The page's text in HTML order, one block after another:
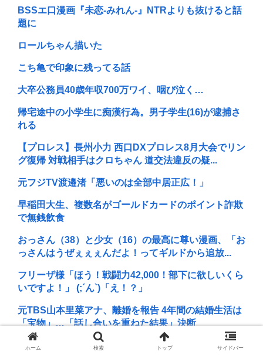
BSSエ口漫画『未恋-みれん-』NTRよりも抜けると話
題に
ロールちゃん描いた
こち亀で印象に残ってる話
大卒公務員40歳年収700万ワイ、咽び泣く…
帰宅途中の小学生に痴漢行為。男子学生(16)が逮捕さ
れる
【プロレス】長州小力 西口DXプロレス8月大会でリン
グ復帰 対戦相手はクロちゃん 道交法違反の疑...
元フジTV渡邉渚「悪いのは全部中居正広！」
早稲田大生、複数名がゴールドカードのポイント詐欺
で無銭飲食
おっさん（38）と少女（16）の最高に尊い漫画、「お
っさんはうぜぇぇぇんだよ！ってギルドから追放...
フリーザ様「ほう！戦闘力42,000！部下に欲しいくら
いですよ！」 (;´ん`)「え！？」
元TBS山本里菜アナ、離婚を報告 4年間の結婚生活は
「宝物」…「話し合いを重ねた結果」決断
日本の芸能人、続々と日本脱出
ホーム 検索 トップ サイドバー